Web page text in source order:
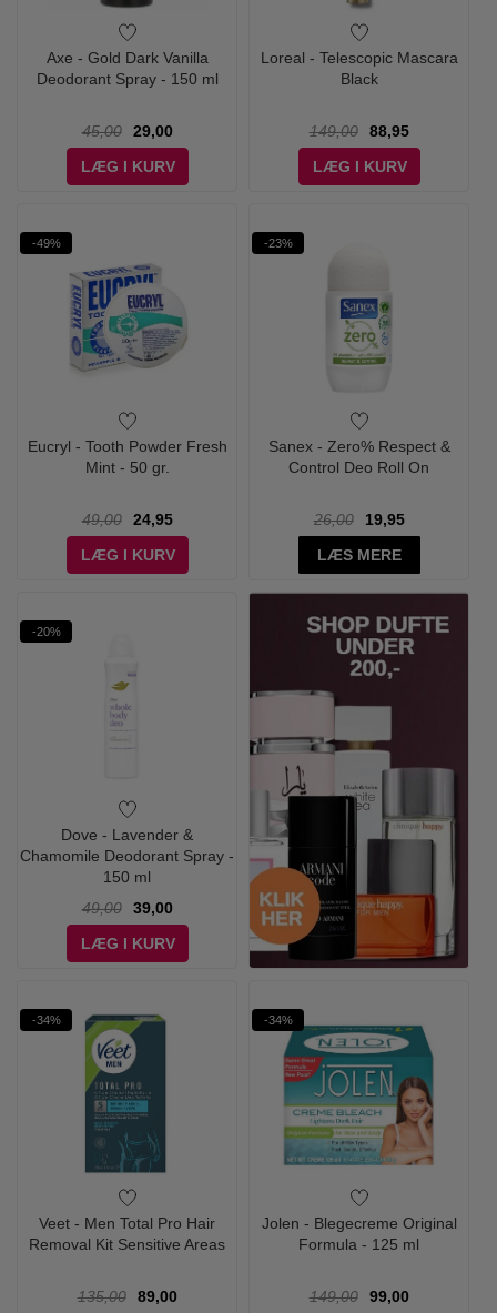
Axe - Gold Dark Vanilla
Deodorant Spray - 150 ml
45,00
29,00
LÆG I KURV
Loreal - Telescopic Mascara
Black
149,00
88,95
LÆG I KURV
-49%
Eucryl - Tooth Powder Fresh
Mint - 50 gr.
49,00
24,95
LÆG I KURV
-23%
Sanex - Zero% Respect &
Control Deo Roll On
26,00
19,95
LÆS MERE
-20%
Dove - Lavender &
Chamomile Deodorant Spray -
150 ml
49,00
39,00
LÆG I KURV
-34%
Veet - Men Total Pro Hair
Removal Kit Sensitive Areas
135,00
89,00
-34%
Jolen - Blegecreme Original
Formula - 125 ml
149,00
99,00